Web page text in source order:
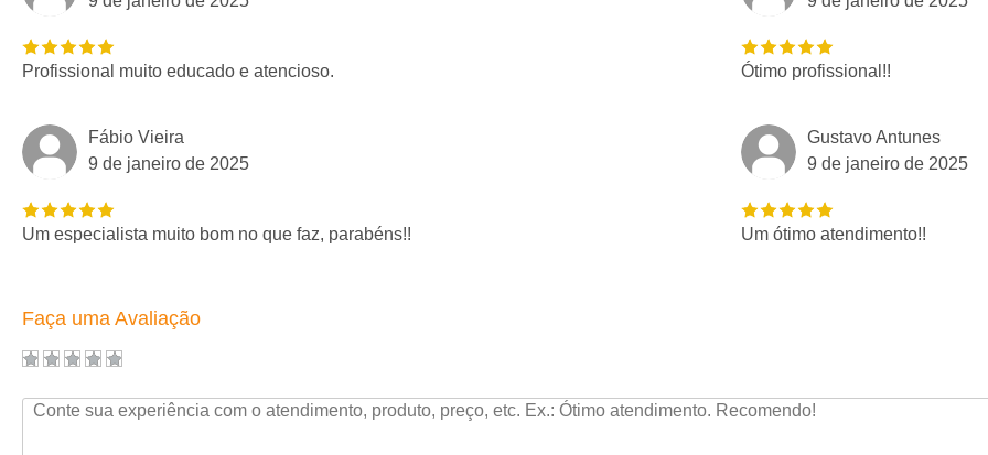
Profissional muito educado e atencioso. Ótimo profissional!!
Fábio Vieira
9 de janeiro de 2025
Um especialista muito bom no que faz, parabéns!!
Gustavo Antunes
9 de janeiro de 2025
Um ótimo atendimento!!
Faça uma Avaliação